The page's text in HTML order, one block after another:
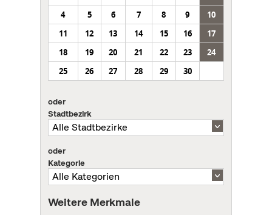
4
5 6 7 8 9
10
11
12 13 14 15 16
17
18
19 20 21 22 23
24
25
26 27 28 29 30
oder
Stadtbezirk
oder
Kategorie
Weitere Merkmale